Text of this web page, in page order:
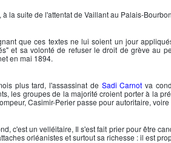
à la suite de l'attentat de Vaillantau Palais-
que ces textes ne lui soient un jour
et sa volonté de refuser le droit de grève au
en mai 1894.
plus tard, l'assassinat de Sadi Carnot va
les groupes de la majorité croient porter à la
Casimir-Perierpasse pour autoritaire,
c'est un velléitaire, Il s'est fait prier pour être
orléanistes et surtout sa richesse : il est